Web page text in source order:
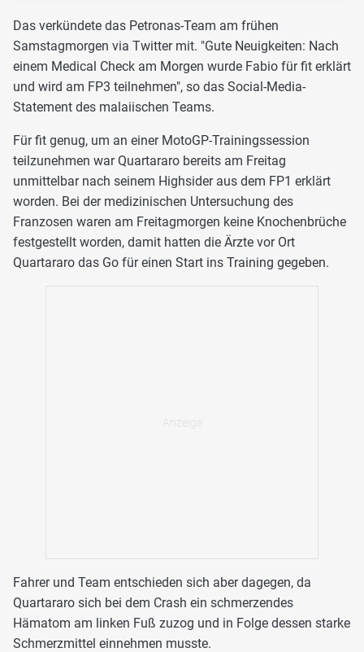
Das verkündete das Petronas-Team am frühen
Samstagmorgen via Twitter mit. "Gute Neuigkeiten: Nach
einem Medical Check am Morgen wurde Fabio für fit erklärt
und wird am FP3 teilnehmen", so das Social-Media-
Statement des malaiischen Teams.
Für fit genug, um an einer MotoGP-Trainingssession
teilzunehmen war Quartararo bereits am Freitag
unmittelbar nach seinem Highsider aus dem FP1 erklärt
worden. Bei der medizinischen Untersuchung des
Franzosen waren am Freitagmorgen keine Knochenbrüche
festgestellt worden, damit hatten die Ärzte vor Ort
Quartararo das Go für einen Start ins Training gegeben.
Fahrer und Team entschieden sich aber dagegen, da
Quartararo sich bei dem Crash ein schmerzendes
Hämatom am linken Fuß zuzog und in Folge dessen starke
Schmerzmittel einnehmen musste.